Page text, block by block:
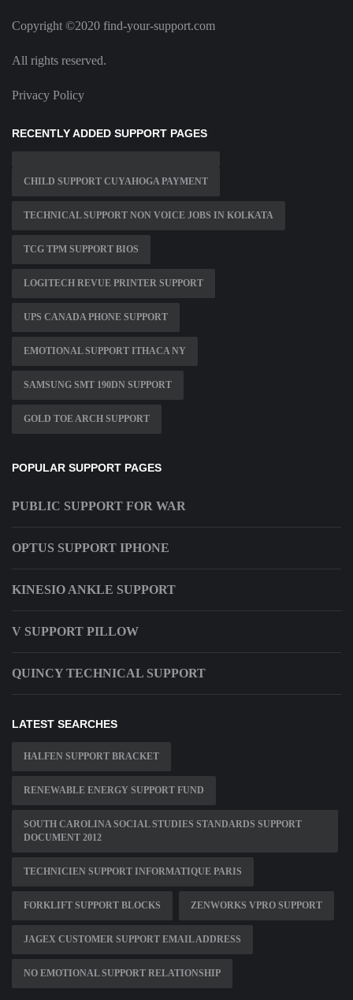
Copyright ©2020 find-your-support.com
All rights reserved.
Privacy Policy
RECENTLY ADDED SUPPORT PAGES
CHILD SUPPORT CUYAHOGA PAYMENT
TECHNICAL SUPPORT NON VOICE JOBS IN KOLKATA
TCG TPM SUPPORT BIOS
LOGITECH REVUE PRINTER SUPPORT
UPS CANADA PHONE SUPPORT
EMOTIONAL SUPPORT ITHACA NY
SAMSUNG SMT 190DN SUPPORT
GOLD TOE ARCH SUPPORT
POPULAR SUPPORT PAGES
PUBLIC SUPPORT FOR WAR
OPTUS SUPPORT IPHONE
KINESIO ANKLE SUPPORT
V SUPPORT PILLOW
QUINCY TECHNICAL SUPPORT
LATEST SEARCHES
HALFEN SUPPORT BRACKET
RENEWABLE ENERGY SUPPORT FUND
SOUTH CAROLINA SOCIAL STUDIES STANDARDS SUPPORT
DOCUMENT 2012
TECHNICIEN SUPPORT INFORMATIQUE PARIS
FORKLIFT SUPPORT BLOCKS ZENWORKS VPRO SUPPORT
JAGEX CUSTOMER SUPPORT EMAIL ADDRESS
NO EMOTIONAL SUPPORT RELATIONSHIP